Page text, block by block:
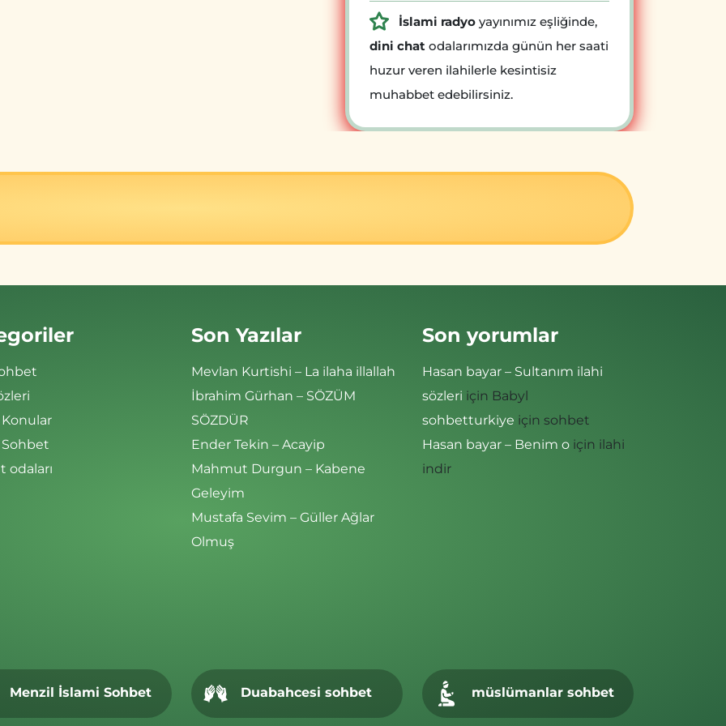
İslami radyo yayınımız eşliğinde,
dini chat odalarımızda günün her saati
huzur veren ilahilerle kesintisiz
muhabbet edebilirsiniz.
odaları
Son Yazılar
Mevlan Kurtishi – La ilaha illallah
İbrahim Gürhan – SÖZÜM
SÖZDÜR
Ender Tekin – Acayip
Mahmut Durgun – Kabene
Geleyim
Mustafa Sevim – Güller Ağlar
Olmuş
Son yorumlar
Hasan bayar – Sultanım ilahi
sözleri için Babyl
sohbetturkiye için sohbet
Hasan bayar – Benim o için ilahi
indir
Menzil İslami Sohbet Duabahcesi sohbet müslümanlar sohbet